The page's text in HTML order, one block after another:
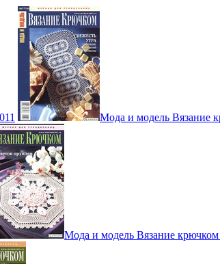
Мода и модель Вязание
Мода и модель Вязание